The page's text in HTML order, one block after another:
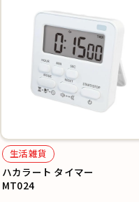
生活雑貨
ハカラート タイマー
MT024